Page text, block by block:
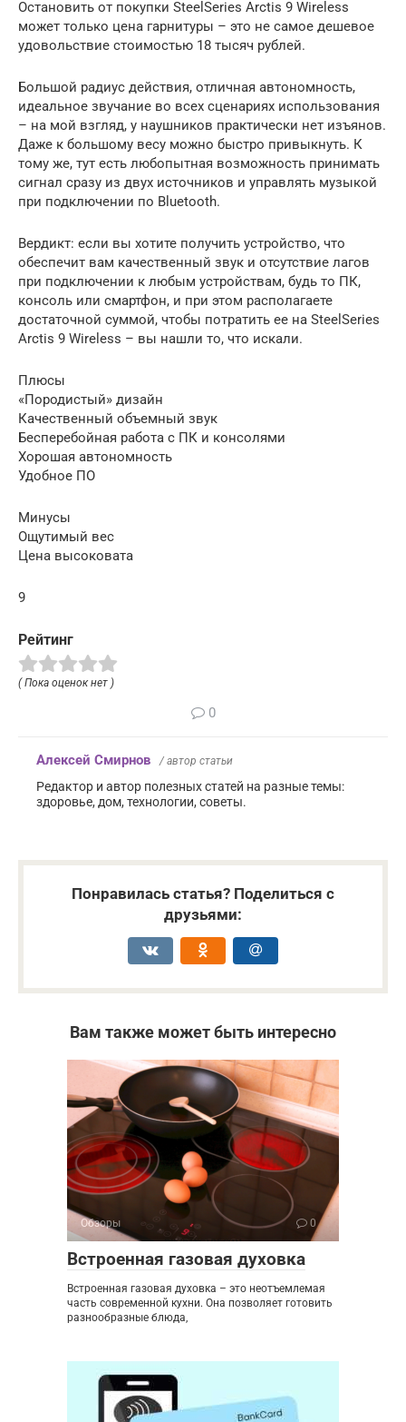
Остановить от покупки SteelSeries Arctis 9 Wireless
может только цена гарнитуры – это не самое дешевое
удовольствие стоимостью 18 тысяч рублей.
Большой радиус действия, отличная автономность,
идеальное звучание во всех сценариях использования
– на мой взгляд, у наушников практически нет изъянов.
Даже к большому весу можно быстро привыкнуть. К
тому же, тут есть любопытная возможность принимать
сигнал сразу из двух источников и управлять музыкой
при подключении по Bluetooth.
Вердикт: если вы хотите получить устройство, что
обеспечит вам качественный звук и отсутствие лагов
при подключении к любым устройствам, будь то ПК,
консоль или смартфон, и при этом располагаете
достаточной суммой, чтобы потратить ее на SteelSeries
Arctis 9 Wireless – вы нашли то, что искали.
Плюсы
«Породистый» дизайн
Качественный объемный звук
Бесперебойная работа с ПК и консолями
Хорошая автономность
Удобное ПО
Минусы
Ощутимый вес
Цена высоковата
9
Рейтинг
( Пока оценок нет )
0
Алексей Смирнов / автор статьи
Редактор и автор полезных статей на разные темы:
здоровье, дом, технологии, советы.
Понравилась статья? Поделиться с
друзьями:
Вам также может быть интересно
Обзоры 0
Встроенная газовая духовка
Встроенная газовая духовка – это неотъемлемая
часть современной кухни. Она позволяет готовить
разнообразные блюда,